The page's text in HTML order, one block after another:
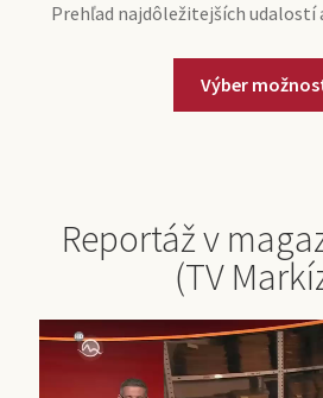
Prehľad najdôležitejších udalostí
Výber
Reportáž v
(TV